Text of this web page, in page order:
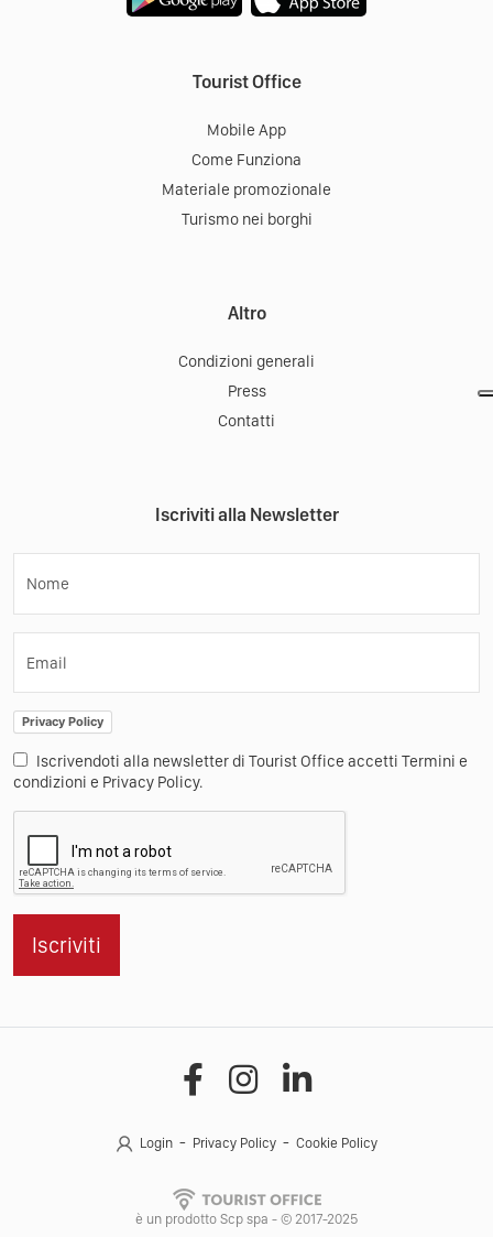
Tourist Office
Mobile App
Come Funziona
Materiale promozionale
Turismo nei borghi
Altro
Condizioni generali
Press
Contatti
Iscriviti alla Newsletter
Nome
Email
Privacy Policy
Iscrivendoti alla newsletter di Tourist Office accetti Termini e
condizioni e Privacy Policy.
Iscriviti
Login Privacy Policy Cookie Policy
è un prodotto Scp spa - © 2017-2025